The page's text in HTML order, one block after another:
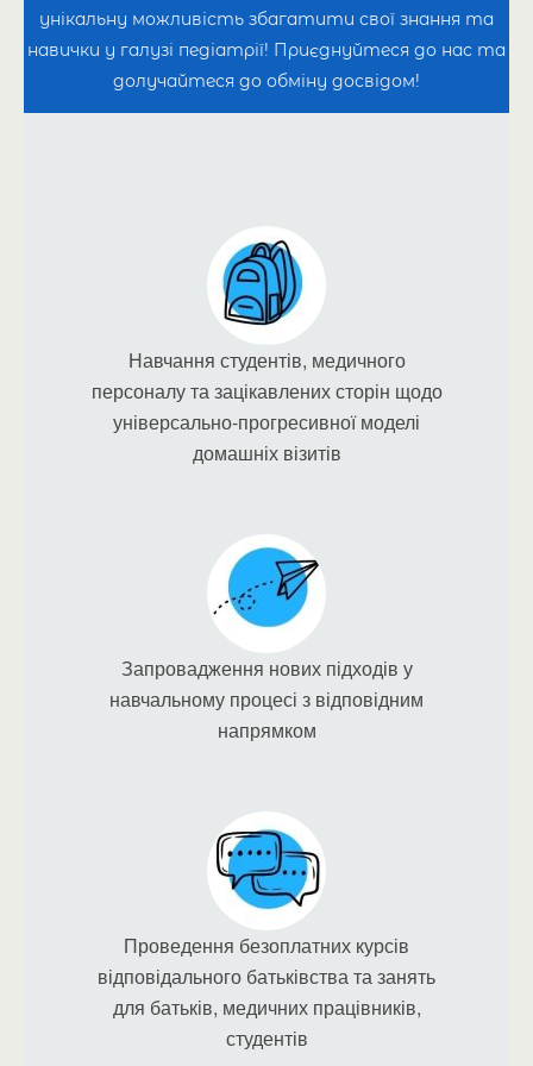
працівників — педіатрів, медсестер та інших
фахівців, щоб вони могли надавати ці послуги
з професіоналізмом і турботою.
унікальну можливість збагатити свої знання та
навички у галузі педіатрії! Приєднуйтеся до нас та
долучайтеся до обміну досвідом!
Навчання студентів, медичного
персоналу та зацікавлених сторін щодо
універсально-прогресивної моделі
домашніх візитів
Запровадження нових підходів у
навчальному процесі з відповідним
напрямком
Проведення безоплатних курсів
відповідального батьківства та занять
для батьків, медичних працівників,
студентів